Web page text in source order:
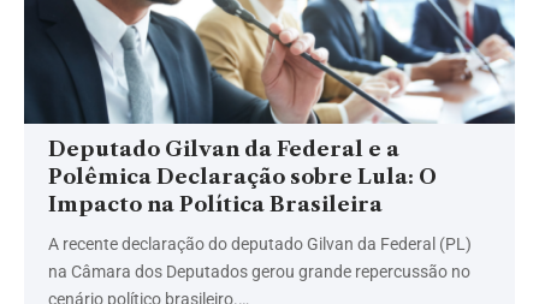
Deputado Gilvan da Federal e a
Polêmica Declaração sobre Lula: O
Impacto na Política Brasileira
A recente declaração do deputado Gilvan da Federal (PL)
na Câmara dos Deputados gerou grande repercussão no
cenário político brasileiro.…